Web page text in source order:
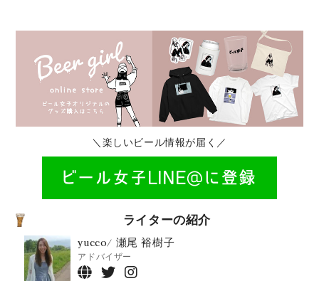
＼楽しいビール情報が届く／
ライターの紹介
yucco/ 瀬尾 裕樹子
アドバイザー